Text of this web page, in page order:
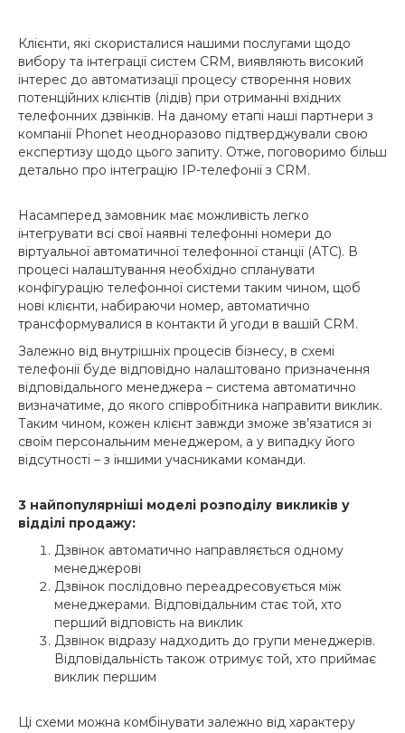
Клієнти, які скористалися нашими послугами щодо
вибору та інтеграції систем СRМ, виявляють високий
інтерес до автоматизації процесу створення нових
потенційних клієнтів (лідів) при отриманні вхідних
телефонних дзвінків. На даному етапі наші партнери з
компанії Phonet неодноразово підтверджували свою
експертизу щодо цього запиту. Отже, поговоримо більш
детально про інтеграцію IP-телефонії з CRM.
Насамперед замовник має можливість легко
інтегрувати всі свої наявні телефонні номери до
віртуальної автоматичної телефонної станції (АТС). В
процесі налаштування необхідно спланувати
конфігурацію телефонної системи таким чином, щоб
нові клієнти, набираючи номер, автоматично
трансформувалися в контакти й угоди в вашій CRM.
Залежно від внутрішніх процесів бізнесу, в схемі
телефонії буде відповідно налаштовано призначення
відповідального менеджера – система автоматично
визначатиме, до якого співробітника направити виклик.
Таким чином, кожен клієнт завжди зможе зв’язатися зі
своїм персональним менеджером, а у випадку його
відсутності – з іншими учасниками команди.
3 найпопулярніші моделі розподілу викликів у
відділі продажу:
Дзвінок автоматично направляється одному
менеджерові
Дзвінок послідовно переадресовується між
менеджерами. Відповідальним стає той, хто
перший відповість на виклик
Дзвінок відразу надходить до групи менеджерів.
Відповідальність також отримує той, хто приймає
виклик першим
Ці схеми можна комбінувати залежно від характеру